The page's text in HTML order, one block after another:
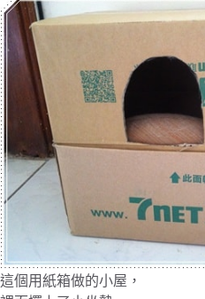
這個用紙箱做的小屋，